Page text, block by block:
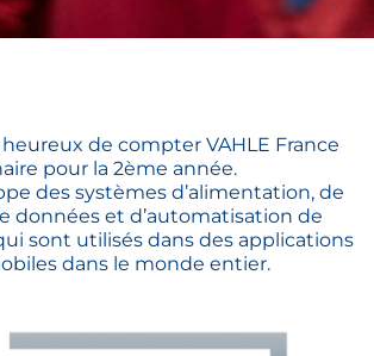
de compter VAHLE France
pour la 2ème année.
des systèmes d’alimentation, de
données et d’automatisation de
sont utilisés dans des applications
dans le monde entier.